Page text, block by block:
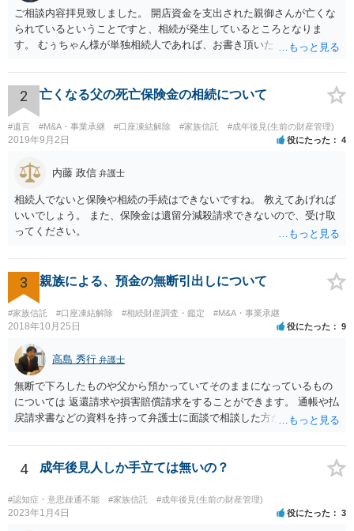
ご相談内容拝見致しました。 開店資金を支出された親御さんが亡くな
られているということですと、相続が発生しているところとなりま
す。 むぅちゃん様が単独相続人であれば、お書き頂いたような方法で
相続人おられるということであれば、他の相続人との協議が必要とな
るところです。 また、当該点とは別にご主人から貸付ではなく贈与で
あると主張される可能性がございます。 その場合には、貸付であるこ
とを伺わせる事情をどれだけ積み重ねることが出来るか、というとこ
ろとなります。 返済の事実や、返済を約束するメール等です。 金額の
おく方が宜しいかと思います。 緊急という訳ではないかと思います
目に弁護士を入れられることを御検討頂くと良いかと思います。
2 亡くなる父の死亡保険金の相続について
#遺言 #M&A・事業承継 #口座凍結解除 #家族信託 #成年後見(生前の財産管理)
2019年9月2日 役にたった 4
内藤 政信 弁護士
相続人でないと保険や相続の手続はできないですね。 教えてあげれば
いいでしょう。 また、保険金は遺留分減殺請求できないので、受け取
ってください。
3 親族による、預金の無断引出しについて
#家族信託 #口座凍結解除 #相続財産調査・鑑定 #M&A・事業承継
2018年10月25日 役にたった 9
高島 秀行 弁護士
無断で下ろしたものや父から預かっていてそのままになっているもの
については 返還請求や損害賠償請求をすることができます。 通帳や払
戻請求書などの資料を持って弁護士に面談で相談した方がよいと思い
4 成年後見人しか手立ては無いの？
#認知症・意思疎通不能 #家族信託 #成年後見(生前の財産管理)
2023年1月4日 役にたった 3